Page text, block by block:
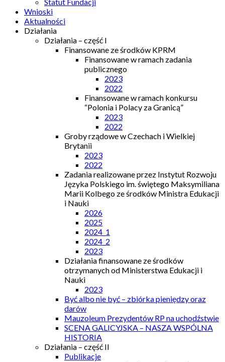
Wnioski
Aktualności
Działania
Działania – część I
Finansowane ze środków KPRM
Finansowane w ramach zadania
publicznego
2023
2022
Finansowane w ramach konkursu
“Polonia i Polacy za Granicą”
2023
2022
Groby rządowe w Czechach i Wielkiej
Brytanii
2023
2022
Zadania realizowane przez Instytut Rozwoju
Języka Polskiego im. świętego Maksymiliana
Marii Kolbego ze środków Ministra Edukacji
i Nauki
2026
2025
2024_1
2024_2
2023
Działania finansowane ze środków
otrzymanych od Ministerstwa Edukacji i
Nauki
2023
Być albo nie być – zbiórka pieniędzy oraz
darów
Mauzoleum Prezydentów RP na uchodźstwie
SCENA GALICYJSKA – NASZA WSPÓLNA
HISTORIA
Działania – część II
Publikacje